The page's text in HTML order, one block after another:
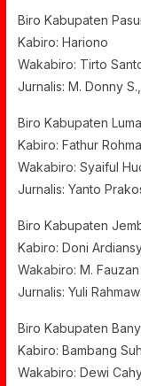
Biro Kabupaten
Kabiro: Hariono
Wakabiro: Tirto
Jurnalis: M. Donny
Biro Kabupaten
Kabiro: Fathur
Wakabiro: Syaiful
Jurnalis: Yanto
Biro Kabupaten
Kabiro: Doni
Wakabiro: M. Fauzan
Jurnalis: Yuli
Biro Kabupaten
Kabiro: Bambang
Wakabiro: Dewi